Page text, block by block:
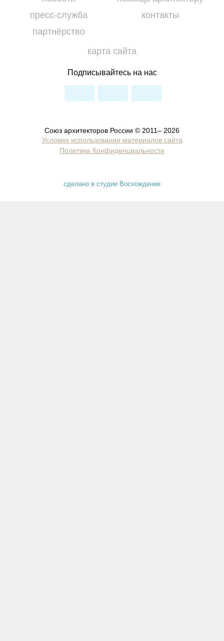
пресс-служба
партнёрство
контакты
карта сайта
Подписывайтесь на нас
Союз архитекторов России © 2011– 2026
Условия использования материалов сайта
Политика Конфиденциальности
сделано в студии Восхождение